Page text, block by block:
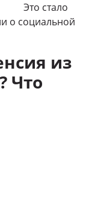
Это стало
о социальной
из
Что